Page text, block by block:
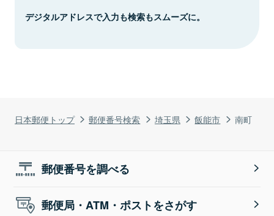
日本郵便トップ 郵便番号検索 埼玉県 飯能市 南町
デジタルアドレスで入力も検索もスムーズに。
郵便番号を調べる
郵便局・ATM・ポストをさがす